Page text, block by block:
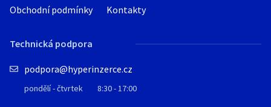
Obchodní podmínky
Kontakty
Technická podpora
podpora@hyperinzerce.cz
pondělí - čtvrtek 8:30 - 17:00